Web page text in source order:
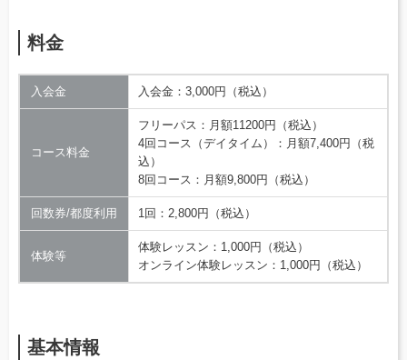
料金
入会金 入会金：3,000円（税込）
コース料金
フリーパス：月額11200円（税込）
4回コース（デイタイム）：月額7,400円（税
込）
8回コース：月額9,800円（税込）
回数券/都度利用 1回：2,800円（税込）
体験等
体験レッスン：1,000円（税込）
オンライン体験レッスン：1,000円（税込）
基本情報